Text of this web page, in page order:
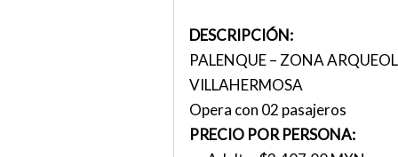
DESCRIPCIÓN:
PALENQUE – ZONA
VILLAHERMOSA
Opera con 02 pasajeros
PRECIO POR PERSONA: